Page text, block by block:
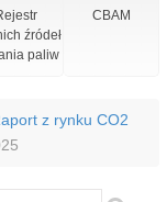
źródeł
paliw
CBAM
z rynku CO2